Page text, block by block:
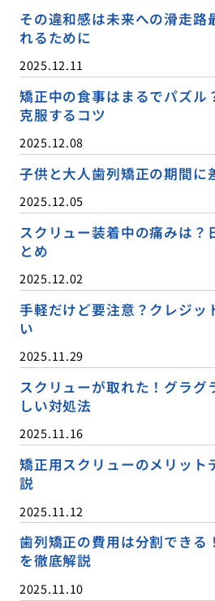
その違和感は未来への滑走路
れるために
2025.12.11
矯正中の食事はまるでパズル
克服するコツ
2025.12.08
子供と大人歯列矯正の期間に
2025.12.05
スクリュー装着中の痛みは？
とめ
2025.12.02
手軽だけど要注意？クレジッ
い
2025.11.29
スクリューが取れた！グラグ
しい対処法
2025.11.16
矯正用スクリューのメリット
説
2025.11.12
歯列矯正の費用は分割できる
を徹底解説
2025.11.10